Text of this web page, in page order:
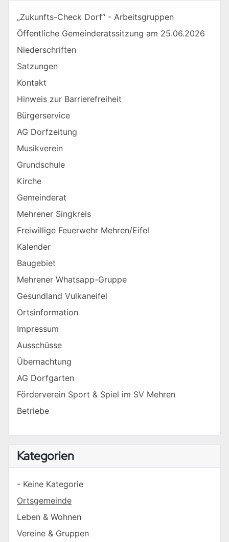
„Zukunfts-Check Dorf“ - Arbeitsgruppen
Öffentliche Gemeinderatssitzung am 25.06.2026
Niederschriften
Satzungen
Kontakt
Hinweis zur Barrierefreiheit
Bürgerservice
AG Dorfzeitung
Musikverein
Grundschule
Kirche
Gemeinderat
Mehrener Singkreis
Freiwillige Feuerwehr Mehren/Eifel
Kalender
Baugebiet
Mehrener Whatsapp-Gruppe
Gesundland Vulkaneifel
Ortsinformation
Impressum
Ausschüsse
Übernachtung
AG Dorfgarten
Förderverein Sport & Spiel im SV Mehren
Betriebe
Kategorien
- Keine Kategorie
Ortsgemeinde
Leben & Wohnen
Vereine & Gruppen